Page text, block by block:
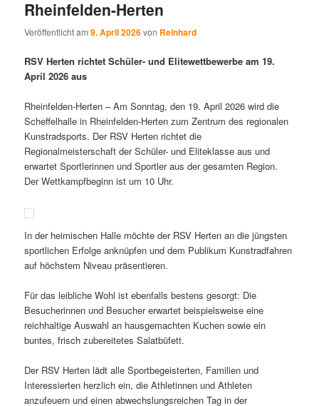
Rheinfelden-Herten
Veröffentlicht am9. April 2026von Reinhard
RSV Herten richtet Schüler- und Elitewettbewerbe am 19.
April 2026 aus
Rheinfelden-Herten – Am Sonntag, den 19. April 2026 wird die
Scheffelhalle in Rheinfelden-Herten zum Zentrum des regionalen
Kunstradsports. Der RSV Herten richtet die
Regionalmeisterschaft der Schüler- und Eliteklasse aus und
erwartet Sportlerinnen und Sportler aus der gesamten Region.
Der Wettkampfbeginn ist um 10 Uhr.
In der heimischen Halle möchte der RSV Herten an die jüngsten
sportlichen Erfolge anknüpfen und dem Publikum Kunstradfahren
auf höchstem Niveau präsentieren.
Für das leibliche Wohl ist ebenfalls bestens gesorgt: Die
Besucherinnen und Besucher erwartet beispielsweise eine
reichhaltige Auswahl an hausgemachten Kuchen sowie ein
buntes, frisch zubereitetes Salatbüfett.
Der RSV Herten lädt alle Sportbegeisterten, Familien und
Interessierten herzlich ein, die Athletinnen und Athleten
anzufeuern und einen abwechslungsreichen Tag in der